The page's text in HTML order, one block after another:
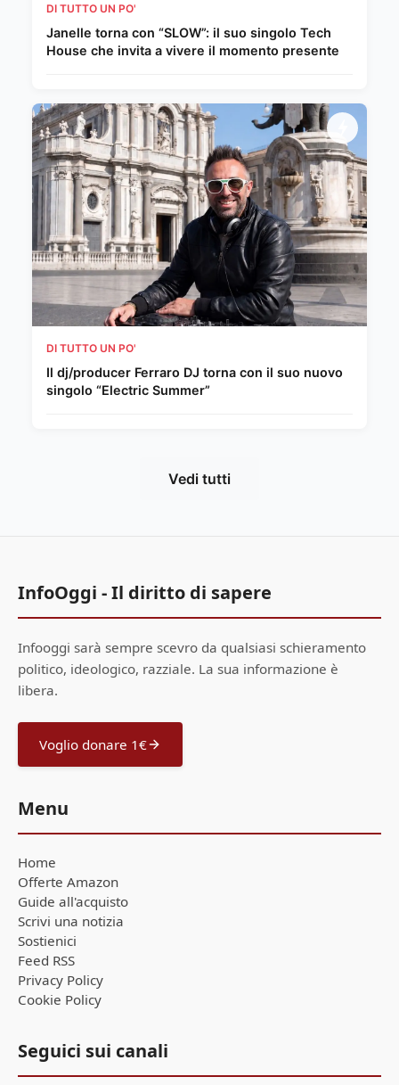
DI TUTTO UN PO'
Janelle torna con “SLOW”: il suo singolo Tech
House che invita a vivere il momento presente
DI TUTTO UN PO'
Il dj/producer Ferraro DJ torna con il suo nuovo
singolo “Electric Summer”
Vedi tutti
InfoOggi - Il diritto di sapere
Infooggi sarà sempre scevro da qualsiasi schieramento
politico, ideologico, razziale. La sua informazione è
libera.
Voglio donare 1€
Menu
Home
Offerte Amazon
Guide all'acquisto
Scrivi una notizia
Sostienici
Feed RSS
Privacy Policy
Cookie Policy
Seguici sui canali